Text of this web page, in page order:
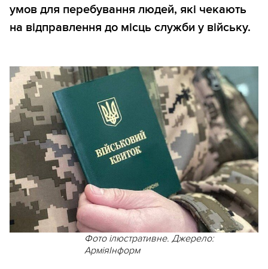
умов для перебування людей, які чекають
на відправлення до місць служби у війську.
Фото ілюстративне. Джерело:
АрміяІнформ